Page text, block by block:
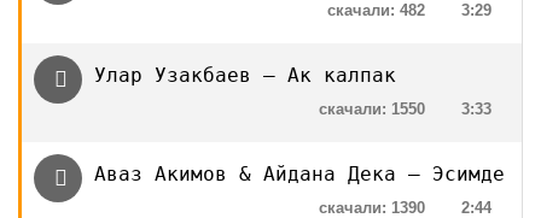
3:29
скачали: 482
Улар Узакбаев — Ак калпак
3:33
скачали: 1550
Аваз Акимов & Айдана Дека — Эсимде
2:44
скачали: 1390